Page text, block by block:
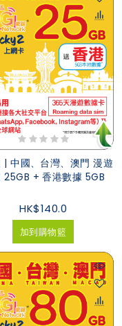
| 中國、台灣、澳門 漫遊
25GB + 香港數據 5GB
HK$140.0
加到購物籃